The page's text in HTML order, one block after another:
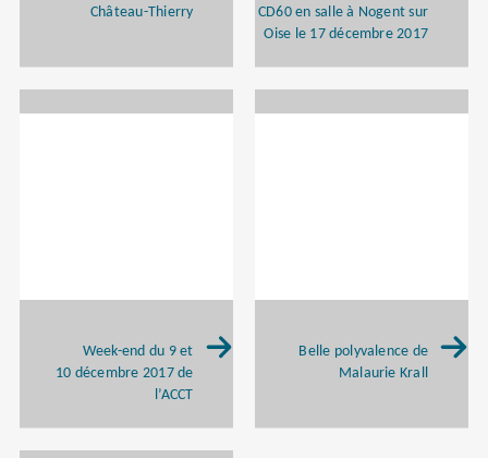
Château-Thierry
CD60 en salle à Nogent sur
Oise le 17 décembre 2017
Week-end du 9 et
10 décembre 2017 de
l’ACCT
Belle polyvalence de
Malaurie Krall